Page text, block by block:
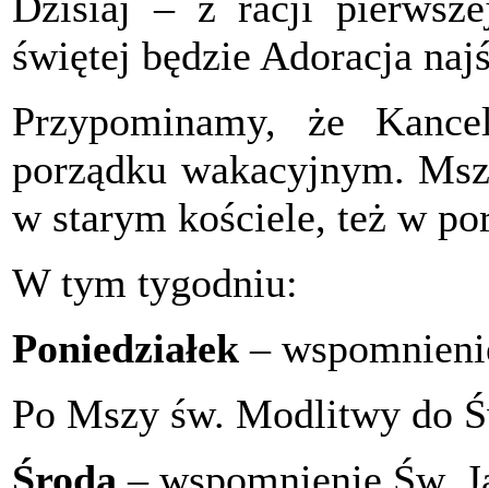
świętej będzie Adoracja
Przypominamy, że
porządku wakacyjnym.
w starym kościele, też w
W tym tygodniu:
Poniedziałek –
Po Mszy św. Modlitwy do